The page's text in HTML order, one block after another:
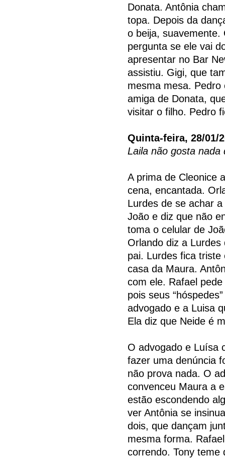
Donata. Antônia
topa. Depois da
o beija, suavemente.
pergunta se ele vai
apresentar no Bar
assistiu. Gigi, que
mesma mesa.
amiga de Donata,
visitar o filho. Pedro
Quinta-feira, 28/01/
Laila não gosta nada
A prima de Cleonice
cena, encantada.
Lurdes de se achar
João e diz que não
toma o celular de
Orlando diz a
pai. Lurdes fica
casa da Maura.
com ele. Rafael
pois seus
advogado e a Luisa
Ela diz que Neide é
O advogado e Luísa
fazer uma denúncia
não prova nada. O
convenceu Maura a
estão escondendo
ver Antônia se
dois, que dançam
mesma forma.
correndo. Tony teme